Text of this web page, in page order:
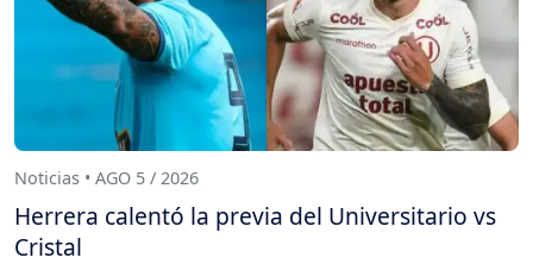
Noticias • AGO 5 / 2026
Herrera calentó la previa del Universitario vs
Cristal